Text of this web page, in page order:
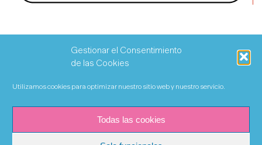
Gestionar el Consentimiento
de las Cookies
Utilizamos cookies para optimizar nuestro sitio web y nuestro servicio.
Todas las cookies